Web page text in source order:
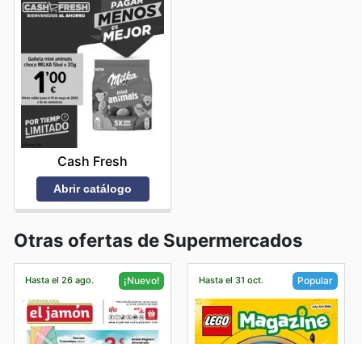
Cash Fresh
Abrir catálogo
Otras ofertas de Supermercados
Hasta el 26 ago. ¡Nuevo! Hasta el 31 oct. Popular